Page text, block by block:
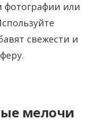
фотографии или
свежести и
мелочи